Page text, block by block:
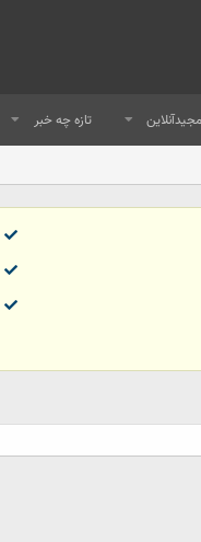
تازه چه خبر